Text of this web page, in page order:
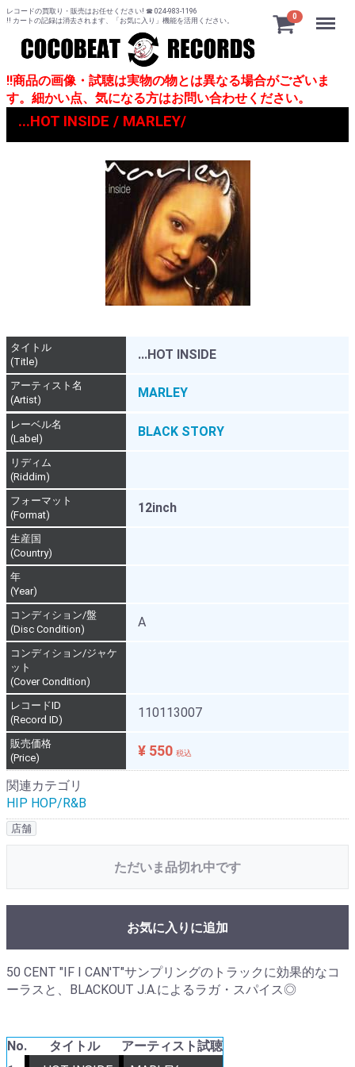
レコードの買取り・販売はお任せください! ☎ 024-983-1196
!! カートの記録は消去されます、「お気に入り」機能を活用ください。
0 Menu
!!商品の画像・試聴は実物の物とは異なる場合がございま
す。細かい点、気になる方はお問い合わせください。
...HOT INSIDE / MARLEY/
タイトル
(Title)
...HOT INSIDE
アーティスト名
(Artist)
MARLEY
レーベル名
(Label)
BLACK STORY
リディム
(Riddim)
フォーマット
(Format)
12inch
生産国
(Country)
年
(Year)
コンディション/盤
(Disc Condition)
A
コンディション/ジャケ
ット
(Cover Condition)
レコードID
(Record ID)
110113007
販売価格
(Price)
¥ 550 税込
関連カテゴリ
HIP HOP/R&B
店舗
ただいま品切れ中です
お気に入りに追加
50 CENT "IF I CAN'T"サンプリングのトラックに効果的なコ
ーラスと、BLACKOUT J.A.によるラガ・スパイス◎
No. タイトル アーティスト試聴